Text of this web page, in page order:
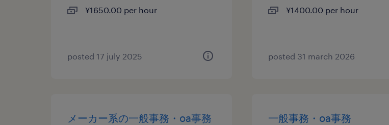
¥1650.00 per hour
posted 17 july 2025
¥1400.00 per hour
posted 31 march 2026
メーカー系の一般事務・oa事務 一般事務・oa事務